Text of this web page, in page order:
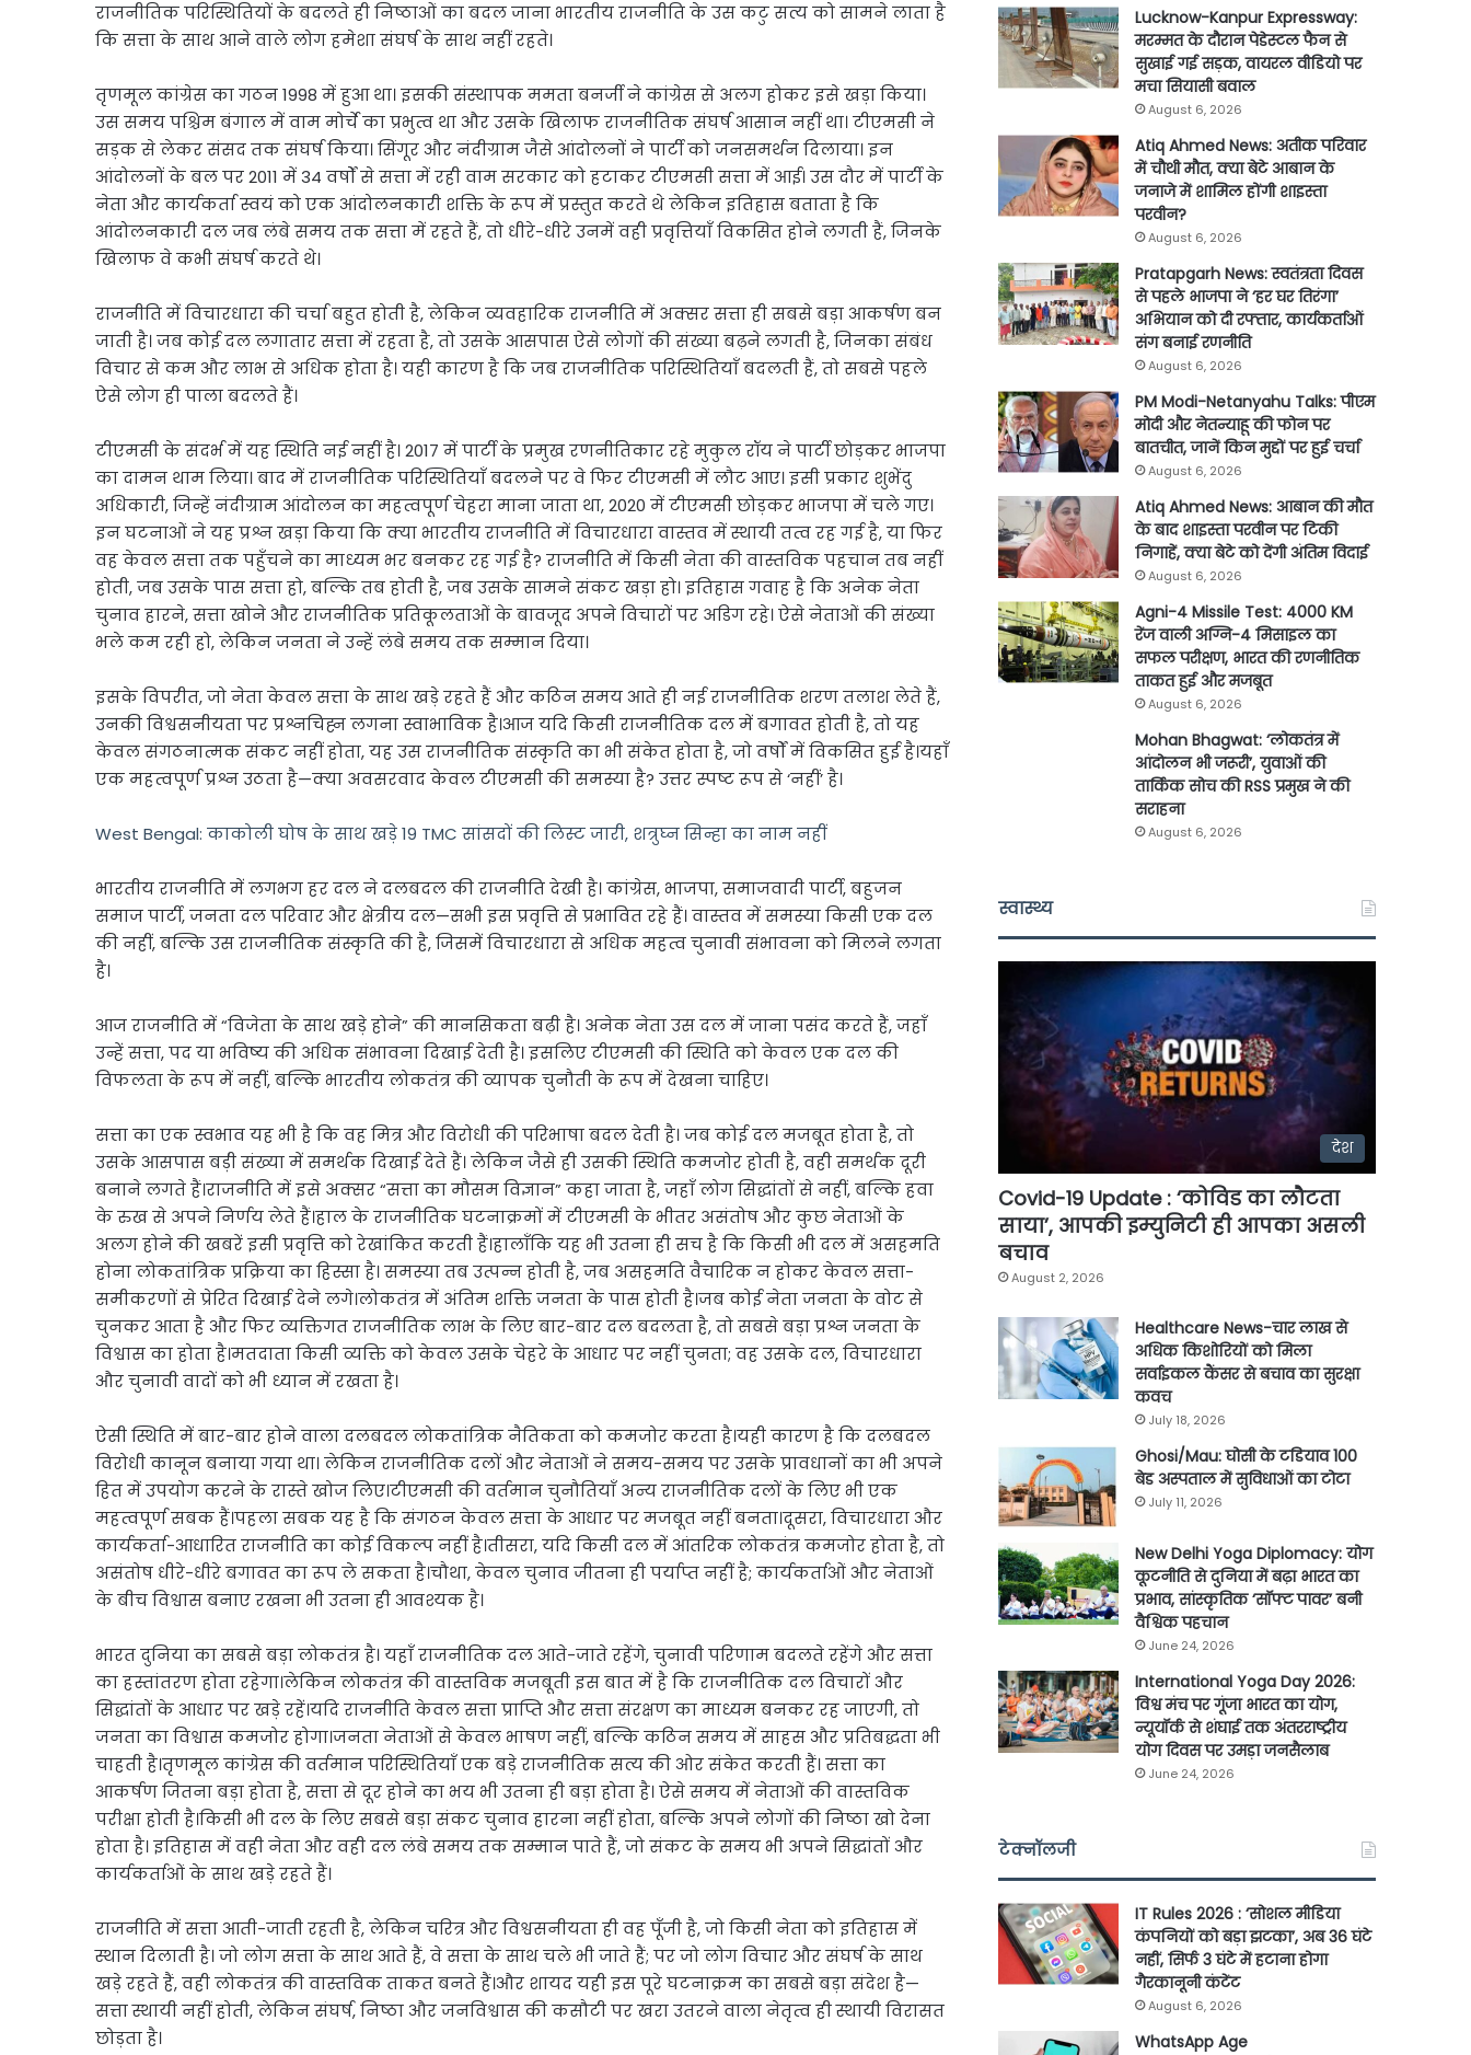
राजनीतिक परिस्थितियों के बदलते ही निष्ठाओं का बदल जाना भारतीय राजनीति के उस कटु सत्य को सामने लाता है
कि सत्ता के साथ आने वाले लोग हमेशा संघर्ष के साथ नहीं रहते।
तृणमूल कांग्रेस का गठन 1998 में हुआ था। इसकी संस्थापक ममता बनर्जी ने कांग्रेस से अलग होकर इसे खड़ा किया।
उस समय पश्चिम बंगाल में वाम मोर्चे का प्रभुत्व था और उसके खिलाफ राजनीतिक संघर्ष आसान नहीं था। टीएमसी ने
सड़क से लेकर संसद तक संघर्ष किया। सिंगूर और नंदीग्राम जैसे आंदोलनों ने पार्टी को जनसमर्थन दिलाया। इन
आंदोलनों के बल पर 2011 में 34 वर्षों से सत्ता में रही वाम सरकार को हटाकर टीएमसी सत्ता में आई। उस दौर में पार्टी के
नेता और कार्यकर्ता स्वयं को एक आंदोलनकारी शक्ति के रूप में प्रस्तुत करते थे लेकिन इतिहास बताता है कि
आंदोलनकारी दल जब लंबे समय तक सत्ता में रहते हैं, तो धीरे-धीरे उनमें वही प्रवृत्तियाँ विकसित होने लगती हैं, जिनके
खिलाफ वे कभी संघर्ष करते थे।
राजनीति में विचारधारा की चर्चा बहुत होती है, लेकिन व्यवहारिक राजनीति में अक्सर सत्ता ही सबसे बड़ा आकर्षण बन
जाती है। जब कोई दल लगातार सत्ता में रहता है, तो उसके आसपास ऐसे लोगों की संख्या बढ़ने लगती है, जिनका संबंध
विचार से कम और लाभ से अधिक होता है। यही कारण है कि जब राजनीतिक परिस्थितियाँ बदलती हैं, तो सबसे पहले
ऐसे लोग ही पाला बदलते हैं।
टीएमसी के संदर्भ में यह स्थिति नई नहीं है। 2017 में पार्टी के प्रमुख रणनीतिकार रहे मुकुल रॉय ने पार्टी छोड़कर भाजपा
का दामन थाम लिया। बाद में राजनीतिक परिस्थितियाँ बदलने पर वे फिर टीएमसी में लौट आए। इसी प्रकार शुभेंदु
अधिकारी, जिन्हें नंदीग्राम आंदोलन का महत्वपूर्ण चेहरा माना जाता था, 2020 में टीएमसी छोड़कर भाजपा में चले गए।
इन घटनाओं ने यह प्रश्न खड़ा किया कि क्या भारतीय राजनीति में विचारधारा वास्तव में स्थायी तत्व रह गई है, या फिर
वह केवल सत्ता तक पहुँचने का माध्यम भर बनकर रह गई है? राजनीति में किसी नेता की वास्तविक पहचान तब नहीं
होती, जब उसके पास सत्ता हो, बल्कि तब होती है, जब उसके सामने संकट खड़ा हो। इतिहास गवाह है कि अनेक नेता
चुनाव हारने, सत्ता खोने और राजनीतिक प्रतिकूलताओं के बावजूद अपने विचारों पर अडिग रहे। ऐसे नेताओं की संख्या
भले कम रही हो, लेकिन जनता ने उन्हें लंबे समय तक सम्मान दिया।
इसके विपरीत, जो नेता केवल सत्ता के साथ खड़े रहते हैं और कठिन समय आते ही नई राजनीतिक शरण तलाश लेते हैं,
उनकी विश्वसनीयता पर प्रश्नचिह्न लगना स्वाभाविक है।आज यदि किसी राजनीतिक दल में बगावत होती है, तो यह
केवल संगठनात्मक संकट नहीं होता, यह उस राजनीतिक संस्कृति का भी संकेत होता है, जो वर्षों में विकसित हुई है।यहाँ
एक महत्वपूर्ण प्रश्न उठता है—क्या अवसरवाद केवल टीएमसी की समस्या है? उत्तर स्पष्ट रूप से ‘नहीं’ है।
West Bengal: काकोली घोष के साथ खड़े 19 TMC सांसदों की लिस्ट जारी, शत्रुघ्न सिन्हा का नाम नहीं
भारतीय राजनीति में लगभग हर दल ने दलबदल की राजनीति देखी है। कांग्रेस, भाजपा, समाजवादी पार्टी, बहुजन
समाज पार्टी, जनता दल परिवार और क्षेत्रीय दल—सभी इस प्रवृत्ति से प्रभावित रहे हैं। वास्तव में समस्या किसी एक दल
की नहीं, बल्कि उस राजनीतिक संस्कृति की है, जिसमें विचारधारा से अधिक महत्व चुनावी संभावना को मिलने लगता
है।
आज राजनीति में “विजेता के साथ खड़े होने” की मानसिकता बढ़ी है। अनेक नेता उस दल में जाना पसंद करते हैं, जहाँ
उन्हें सत्ता, पद या भविष्य की अधिक संभावना दिखाई देती है। इसलिए टीएमसी की स्थिति को केवल एक दल की
विफलता के रूप में नहीं, बल्कि भारतीय लोकतंत्र की व्यापक चुनौती के रूप में देखना चाहिए।
सत्ता का एक स्वभाव यह भी है कि वह मित्र और विरोधी की परिभाषा बदल देती है। जब कोई दल मजबूत होता है, तो
उसके आसपास बड़ी संख्या में समर्थक दिखाई देते हैं। लेकिन जैसे ही उसकी स्थिति कमजोर होती है, वही समर्थक दूरी
बनाने लगते हैं।राजनीति में इसे अक्सर “सत्ता का मौसम विज्ञान” कहा जाता है, जहाँ लोग सिद्धांतों से नहीं, बल्कि हवा
के रुख से अपने निर्णय लेते हैं।हाल के राजनीतिक घटनाक्रमों में टीएमसी के भीतर असंतोष और कुछ नेताओं के
अलग होने की खबरें इसी प्रवृत्ति को रेखांकित करती हैं।हालाँकि यह भी उतना ही सच है कि किसी भी दल में असहमति
होना लोकतांत्रिक प्रक्रिया का हिस्सा है। समस्या तब उत्पन्न होती है, जब असहमति वैचारिक न होकर केवल सत्ता-
समीकरणों से प्रेरित दिखाई देने लगे।लोकतंत्र में अंतिम शक्ति जनता के पास होती है।जब कोई नेता जनता के वोट से
चुनकर आता है और फिर व्यक्तिगत राजनीतिक लाभ के लिए बार-बार दल बदलता है, तो सबसे बड़ा प्रश्न जनता के
विश्वास का होता है।मतदाता किसी व्यक्ति को केवल उसके चेहरे के आधार पर नहीं चुनता; वह उसके दल, विचारधारा
और चुनावी वादों को भी ध्यान में रखता है।
ऐसी स्थिति में बार-बार होने वाला दलबदल लोकतांत्रिक नैतिकता को कमजोर करता है।यही कारण है कि दलबदल
विरोधी कानून बनाया गया था। लेकिन राजनीतिक दलों और नेताओं ने समय-समय पर उसके प्रावधानों का भी अपने
हित में उपयोग करने के रास्ते खोज लिए।टीएमसी की वर्तमान चुनौतियाँ अन्य राजनीतिक दलों के लिए भी एक
महत्वपूर्ण सबक हैं।पहला सबक यह है कि संगठन केवल सत्ता के आधार पर मजबूत नहीं बनता।दूसरा, विचारधारा और
कार्यकर्ता-आधारित राजनीति का कोई विकल्प नहीं है।तीसरा, यदि किसी दल में आंतरिक लोकतंत्र कमजोर होता है, तो
असंतोष धीरे-धीरे बगावत का रूप ले सकता है।चौथा, केवल चुनाव जीतना ही पर्याप्त नहीं है; कार्यकर्ताओं और नेताओं
के बीच विश्वास बनाए रखना भी उतना ही आवश्यक है।
भारत दुनिया का सबसे बड़ा लोकतंत्र है। यहाँ राजनीतिक दल आते-जाते रहेंगे, चुनावी परिणाम बदलते रहेंगे और सत्ता
का हस्तांतरण होता रहेगा।लेकिन लोकतंत्र की वास्तविक मजबूती इस बात में है कि राजनीतिक दल विचारों और
सिद्धांतों के आधार पर खड़े रहें।यदि राजनीति केवल सत्ता प्राप्ति और सत्ता संरक्षण का माध्यम बनकर रह जाएगी, तो
जनता का विश्वास कमजोर होगा।जनता नेताओं से केवल भाषण नहीं, बल्कि कठिन समय में साहस और प्रतिबद्धता भी
चाहती है।तृणमूल कांग्रेस की वर्तमान परिस्थितियाँ एक बड़े राजनीतिक सत्य की ओर संकेत करती हैं। सत्ता का
आकर्षण जितना बड़ा होता है, सत्ता से दूर होने का भय भी उतना ही बड़ा होता है। ऐसे समय में नेताओं की वास्तविक
परीक्षा होती है।किसी भी दल के लिए सबसे बड़ा संकट चुनाव हारना नहीं होता, बल्कि अपने लोगों की निष्ठा खो देना
होता है। इतिहास में वही नेता और वही दल लंबे समय तक सम्मान पाते हैं, जो संकट के समय भी अपने सिद्धांतों और
कार्यकर्ताओं के साथ खड़े रहते हैं।
राजनीति में सत्ता आती-जाती रहती है, लेकिन चरित्र और विश्वसनीयता ही वह पूँजी है, जो किसी नेता को इतिहास में
स्थान दिलाती है। जो लोग सत्ता के साथ आते हैं, वे सत्ता के साथ चले भी जाते हैं; पर जो लोग विचार और संघर्ष के साथ
खड़े रहते हैं, वही लोकतंत्र की वास्तविक ताकत बनते हैं।और शायद यही इस पूरे घटनाक्रम का सबसे बड़ा संदेश है—
सत्ता स्थायी नहीं होती, लेकिन संघर्ष, निष्ठा और जनविश्वास की कसौटी पर खरा उतरने वाला नेतृत्व ही स्थायी विरासत
छोड़ता है।
Lucknow-Kanpur Expressway:
मरम्मत के दौरान पेडेस्टल फैन से
सुखाई गई सड़क, वायरल वीडियो पर
मचा सियासी बवाल
August 6, 2026
Atiq Ahmed News: अतीक परिवार
में चौथी मौत, क्या बेटे आबान के
जनाजे में शामिल होंगी शाइस्ता
परवीन?
August 6, 2026
Pratapgarh News: स्वतंत्रता दिवस
से पहले भाजपा ने ‘हर घर तिरंगा’
अभियान को दी रफ्तार, कार्यकर्ताओं
संग बनाई रणनीति
August 6, 2026
PM Modi-Netanyahu Talks: पीएम
मोदी और नेतन्याहू की फोन पर
बातचीत, जानें किन मुद्दों पर हुई चर्चा
August 6, 2026
Atiq Ahmed News: आबान की मौत
के बाद शाइस्ता परवीन पर टिकी
निगाहें, क्या बेटे को देंगी अंतिम विदाई
August 6, 2026
Agni-4 Missile Test: 4000 KM
रेंज वाली अग्नि-4 मिसाइल का
सफल परीक्षण, भारत की रणनीतिक
ताकत हुई और मजबूत
August 6, 2026
Mohan Bhagwat: ‘लोकतंत्र में
आंदोलन भी जरूरी’, युवाओं की
तार्किक सोच की RSS प्रमुख ने की
सराहना
August 6, 2026
स्वास्थ्य
देश
Covid-19 Update : ‘कोविड का लौटता
साया’, आपकी इम्युनिटी ही आपका असली
बचाव
August 2, 2026
Healthcare News-चार लाख से
अधिक किशोरियों को मिला
सर्वाइकल कैंसर से बचाव का सुरक्षा
कवच
July 18, 2026
Ghosi/Mau: घोसी के टडियाव 100
बेड अस्पताल में सुविधाओं का टोटा
July 11, 2026
New Delhi Yoga Diplomacy: योग
कूटनीति से दुनिया में बढ़ा भारत का
प्रभाव, सांस्कृतिक ‘सॉफ्ट पावर’ बनी
वैश्विक पहचान
June 24, 2026
International Yoga Day 2026:
विश्व मंच पर गूंजा भारत का योग,
न्यूयॉर्क से शंघाई तक अंतरराष्ट्रीय
योग दिवस पर उमड़ा जनसैलाब
June 24, 2026
टेक्नॉलजी
IT Rules 2026 : ‘सोशल मीडिया
कंपनियों को बड़ा झटका’, अब 36 घंटे
नहीं, सिर्फ 3 घंटे में हटाना होगा
गैरकानूनी कंटेंट
August 6, 2026
WhatsApp Age